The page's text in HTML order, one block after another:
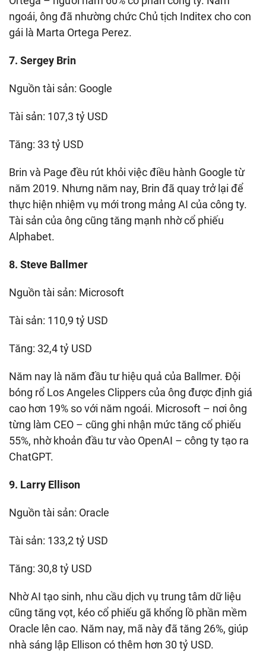
ngoái, ông đã nhường chức Chủ tịch Inditex cho con
gái là Marta Ortega Perez.
7. Sergey Brin
Nguồn tài sản: Google
Tài sản: 107,3 tỷ USD
Tăng: 33 tỷ USD
Brin và Page đều rút khỏi việc điều hành Google từ
năm 2019. Nhưng năm nay, Brin đã quay trở lại để
thực hiện nhiệm vụ mới trong mảng AI của công ty.
Tài sản của ông cũng tăng mạnh nhờ cổ phiếu
Alphabet.
8. Steve Ballmer
Nguồn tài sản: Microsoft
Tài sản: 110,9 tỷ USD
Tăng: 32,4 tỷ USD
Năm nay là năm đầu tư hiệu quả của Ballmer. Đội
bóng rổ Los Angeles Clippers của ông được định giá
cao hơn 19% so với năm ngoái. Microsoft – nơi ông
từng làm CEO – cũng ghi nhận mức tăng cổ phiếu
55%, nhờ khoản đầu tư vào OpenAI – công ty tạo ra
ChatGPT.
9. Larry Ellison
Nguồn tài sản: Oracle
Tài sản: 133,2 tỷ USD
Tăng: 30,8 tỷ USD
Nhờ AI tạo sinh, nhu cầu dịch vụ trung tâm dữ liệu
cũng tăng vọt, kéo cổ phiếu gã khổng lồ phần mềm
Oracle lên cao. Năm nay, mã này đã tăng 26%, giúp
nhà sáng lập Ellison có thêm hơn 30 tỷ USD.